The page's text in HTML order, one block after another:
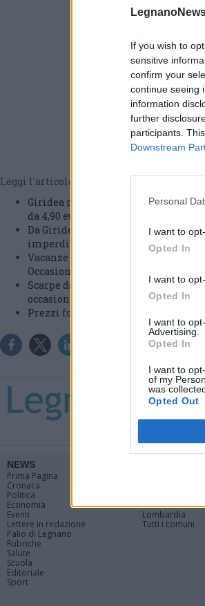
If you wish to
sensitive
confirm your
continue seeing
information
further
participants.
Downstream
Personal
I want to
Opted In
I want to
Opted In
I want to
Advertising.
Opted In
I want to
of my
was
Opted Out
Leggi l'articolo:
Giridea rilancia il mercatino con
da 4,90 euro
Da Giridea a Canegrate sono
imperdibili
Vacanze alle porte? Da Giridea a
Occasioni sui trolley
Scarpe da 12,99 euro, costumi
occasioni da Giridea
Prezzi folli da Giridea:
NEWS
Prima Pagina
Cronaca
Politica
Economia
Eventi
Lettere in redazione
Palio di Legnano
Rubriche
Salute
Scuola
Editoriale
Sport
Varesotto
Lombardia
Tutti i comuni